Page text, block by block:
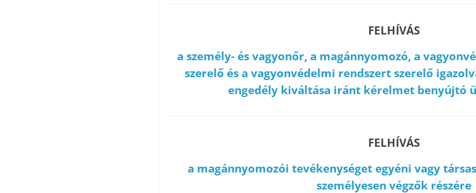
FELHÍVÁS
a személy- és vagyonőr, a magánnyomozó, a
szerelő és a vagyonvédelmi rendszert szerelő
engedély kiváltása iránt kérelmet benyújtó
FELHÍVÁS
a magánnyomozói tevékenységet egyéni vagy
személyesen végzők részére